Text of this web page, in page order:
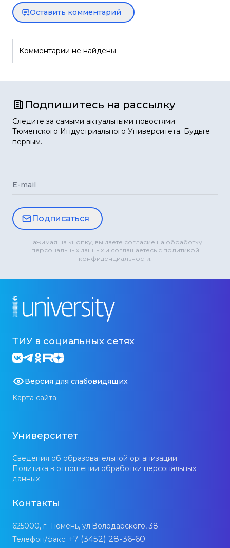
Оставить комментарий
Комментарии не найдены
Подпишитесь на рассылку
Следите за самыми актуальными новостями
Тюменского Индустриального Университета. Будьте
первым.
E-mail
Подписаться
Нажимая на кнопку, вы даете согласие на обработку
персональных данных и соглашаетесь с политикой
конфиденциальности.
ТИУ в социальных сетях
Версия для слабовидящих
Карта сайта
Университет
Сведения об образовательной организации
Политика в отношении обработки персональных
данных
Контакты
625000, г. Тюмень, ул.Володарского, 38
Телефон/факс: +7 (3452) 28-36-60